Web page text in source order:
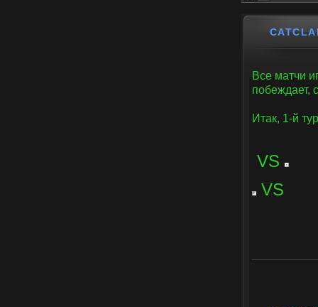
Все матчи
побеждает,
Итак, 1-й
VS
VS